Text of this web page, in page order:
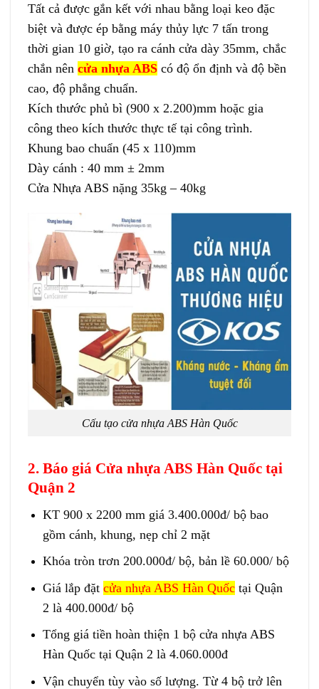
Tất cả được gắn kết với nhau bằng loại keo đặc
biệt và được ép bằng máy thủy lực 7 tấn trong
thời gian 10 giờ, tạo ra cánh cửa dày 35mm, chắc
chắn nên cửa nhựa ABS có độ ổn định và độ bền
cao, độ phẳng chuẩn.
Kích thước phủ bì (900 x 2.200)mm hoặc gia
công theo kích thước thực tế tại công trình.
Khung bao chuẩn (45 x 110)mm
Dày cánh : 40 mm ± 2mm
Cửa Nhựa ABS nặng 35kg – 40kg
Cấu tạo cửa nhựa ABS Hàn Quốc
2. Báo giá Cửa nhựa ABS Hàn Quốc tại
Quận 2
KT 900 x 2200 mm giá 3.400.000đ/ bộ bao
gồm cánh, khung, nẹp chỉ 2 mặt
Khóa tròn trơn 200.000đ/ bộ, bản lề 60.000/ bộ
Giá lắp đặt cửa nhựa ABS Hàn Quốctại Quận
2 là 400.000đ/ bộ
Tổng giá tiền hoàn thiện 1 bộ cửa nhựa ABS
Hàn Quốc tại Quận 2 là 4.060.000đ
Vận chuyển tùy vào số lượng. Từ 4 bộ trở lên